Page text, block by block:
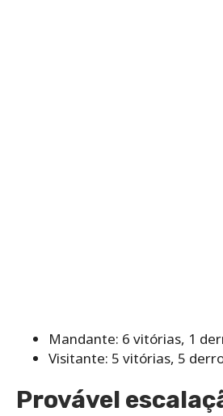
Mandante: 6 vitórias, 1
Visitante: 5 vitórias, 5
Provável